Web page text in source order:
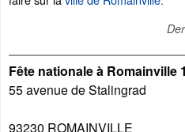
Fête nationale à Romainville
55 avenue de Stalingrad
93230 ROMAINVILLE